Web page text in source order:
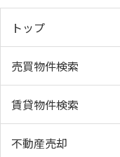
トップ
売買物件検索
賃貸物件検索
不動産売却